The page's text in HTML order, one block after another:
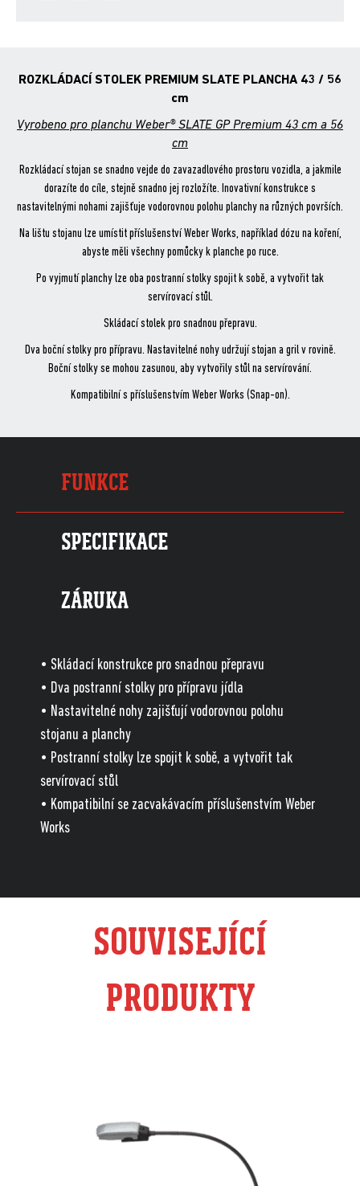
ROZKLÁDACÍ STOLEK PREMIUM SLATE PLANCHA 43 / 56
cm
Vyrobeno pro planchu Weber® SLATE GP Premium 43 cm a 56
cm
Rozkládací stojan se snadno vejde do zavazadlového prostoru vozidla, a jakmile
dorazíte do cíle, stejně snadno jej rozložíte. Inovativní konstrukce s
nastavitelnými nohami zajišťuje vodorovnou polohu planchy na různých površích.
Na lištu stojanu lze umístit příslušenství Weber Works, například dózu na koření,
abyste měli všechny pomůcky k planche po ruce.
Po vyjmutí planchy lze oba postranní stolky spojit k sobě, a vytvořit tak
servírovací stůl.
Skládací stolek pro snadnou přepravu.
Dva boční stolky pro přípravu. Nastavitelné nohy udržují stojan a gril v rovině.
Boční stolky se mohou zasunou, aby vytvořily stůl na servírování.
Kompatibilní s příslušenstvím Weber Works (Snap-on).
FUNKCE
SPECIFIKACE
ZÁRUKA
• Skládací konstrukce pro snadnou přepravu
• Dva postranní stolky pro přípravu jídla
• Nastavitelné nohy zajišťují vodorovnou polohu
stojanu a planchy
• Postranní stolky lze spojit k sobě, a vytvořit tak
servírovací stůl
• Kompatibilní se zacvakávacím příslušenstvím Weber
Works
SOUVISEJÍCÍ
PRODUKTY